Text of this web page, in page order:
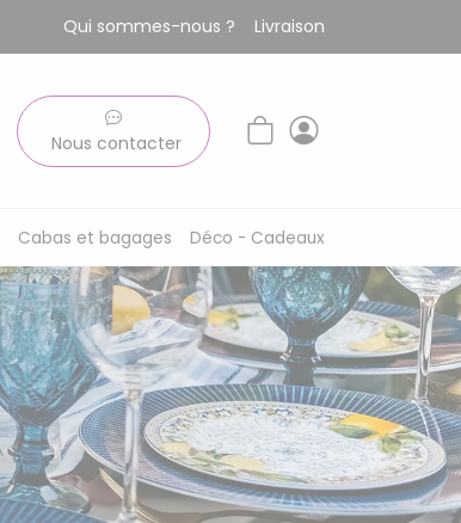
Qui sommes-nous ? Livraison
Nous contacter
Cabas et bagages Déco - Cadeaux